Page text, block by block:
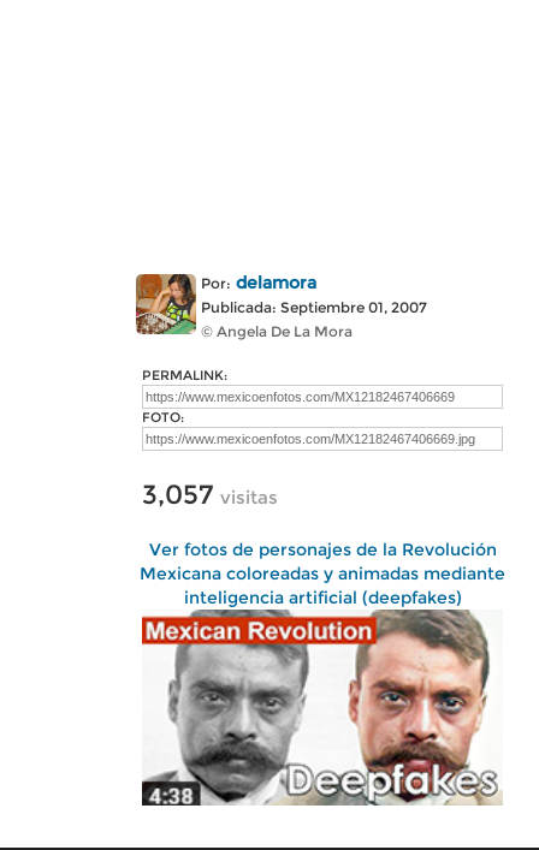
Por: delamora
Publicada: Septiembre 01, 2007
© Angela De La Mora
PERMALINK:
FOTO:
3,057 visitas
Ver fotos de personajes de la Revolución
Mexicana coloreadas y animadas mediante
inteligencia artificial (deepfakes)